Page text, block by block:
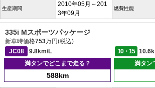
生産期間
2010年05月～201
3年09月
燃費性能
335i Mスポーツパッケージ
新車時価格753万円(税込)
JC08
9.8km/L 10・15
満タンでどこまで走る？
588km
満タン